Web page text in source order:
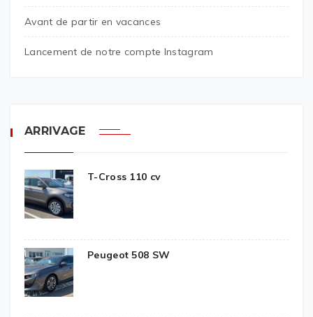
Avant de partir en vacances
Lancement de notre compte Instagram
ARRIVAGE
T-Cross 110 cv
Peugeot 508 SW